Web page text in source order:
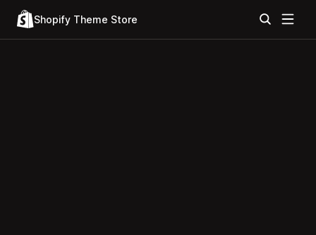
Shopify Theme Store